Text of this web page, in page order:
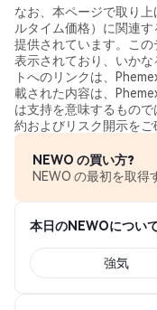
なお、本ページで取り
ルタイム価格）に関連
提供されています。こ
表示されており、いか
トへのリンクは、
載された内容は、
は支持を意味するもの
約およびリスク開示をご
NEWO の買い方?
NEWO の最初を取得
本日のNEWOについ
強気